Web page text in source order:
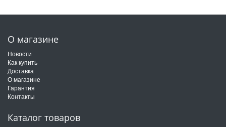
О магазине
Новости
Как купить
Доставка
О магазине
Гарантия
Контакты
Каталог товаров